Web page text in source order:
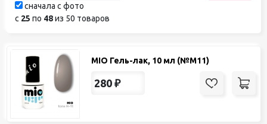
сначала с фото
с 25 по 48из 50 товаров
MIO Гель-лак, 10 мл (№М11)
280 ₽